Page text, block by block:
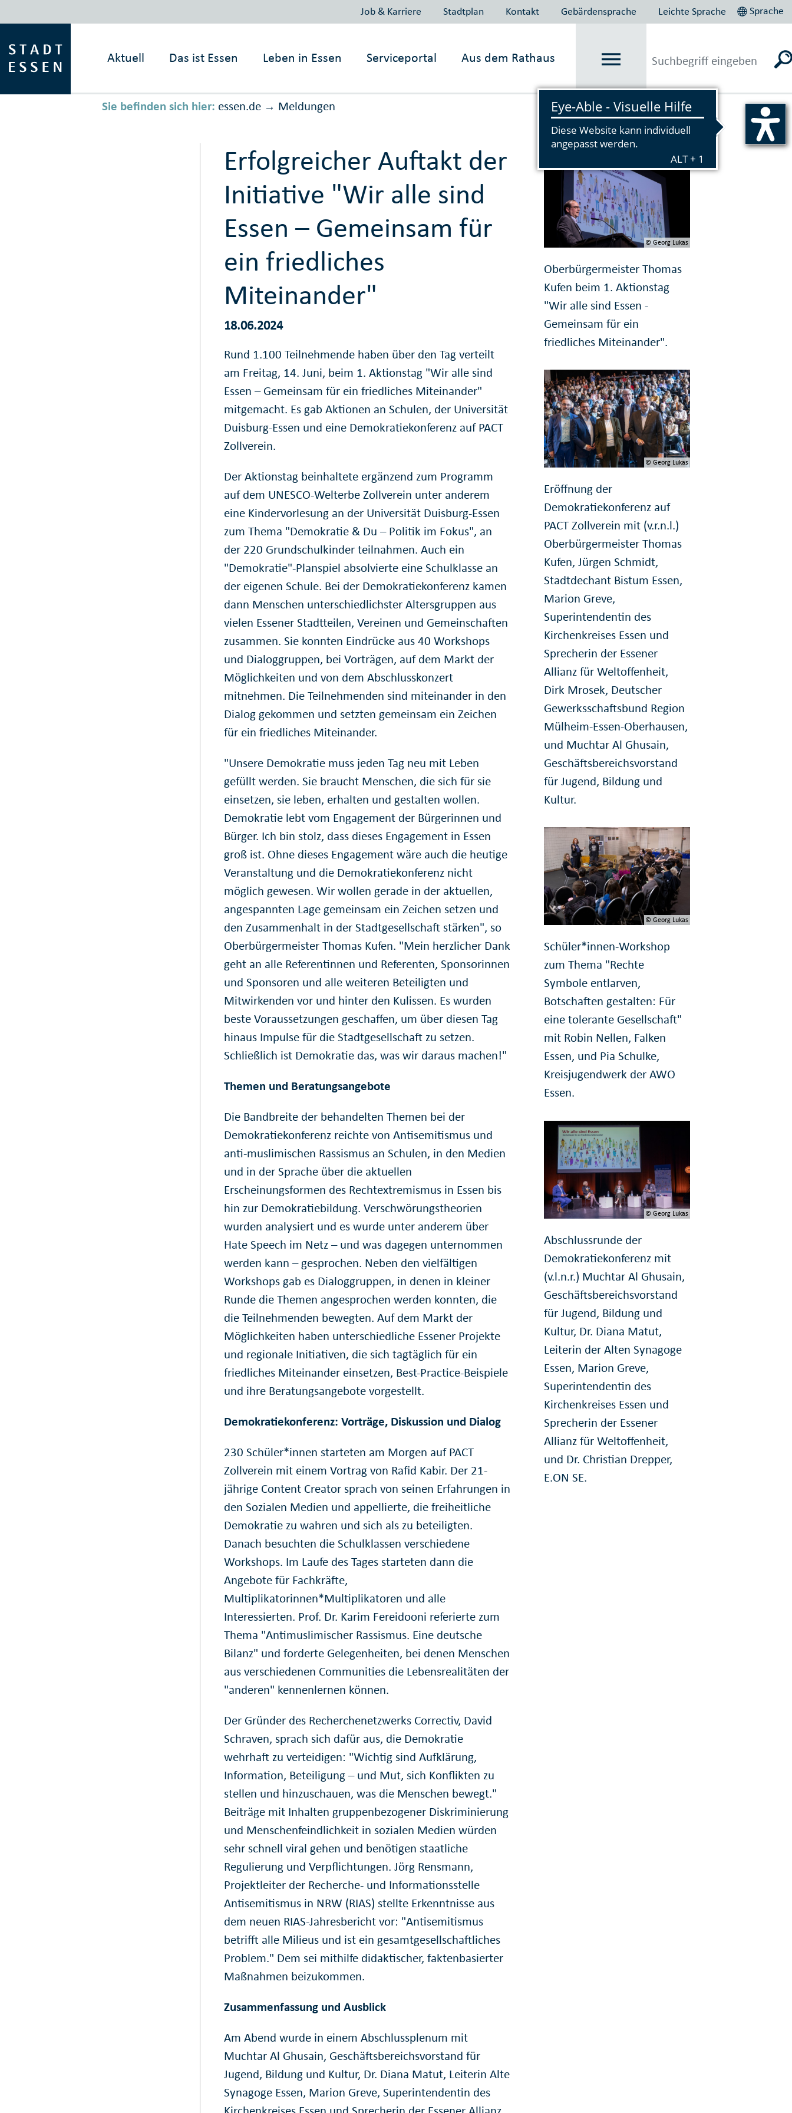
Job & Karriere Stadtplan Kontakt Gebärdensprache Leichte Sprache Sprache
Aktuell Das ist Essen Leben in Essen Serviceportal Aus dem Rathaus
Sie befinden sich hier: essen.de → Meldungen Vorlesen
Erfolgreicher Auftakt der
Initiative "Wir alle sind
Essen – Gemeinsam für
ein friedliches
Miteinander"
18.06.2024
Rund 1.100 Teilnehmende haben über den Tag verteilt
am Freitag, 14. Juni, beim 1. Aktionstag "Wir alle sind
Essen – Gemeinsam für ein friedliches Miteinander"
mitgemacht. Es gab Aktionen an Schulen, der Universität
Duisburg-Essen und eine Demokratiekonferenz auf PACT
Zollverein.
Der Aktionstag beinhaltete ergänzend zum Programm
auf dem UNESCO-Welterbe Zollverein unter anderem
eine Kindervorlesung an der Universität Duisburg-Essen
zum Thema "Demokratie & Du – Politik im Fokus", an
der 220 Grundschulkinder teilnahmen. Auch ein
"Demokratie"-Planspiel absolvierte eine Schulklasse an
der eigenen Schule. Bei der Demokratiekonferenz kamen
dann Menschen unterschiedlichster Altersgruppen aus
vielen Essener Stadtteilen, Vereinen und Gemeinschaften
zusammen. Sie konnten Eindrücke aus 40 Workshops
und Dialoggruppen, bei Vorträgen, auf dem Markt der
Möglichkeiten und von dem Abschlusskonzert
mitnehmen. Die Teilnehmenden sind miteinander in den
Dialog gekommen und setzten gemeinsam ein Zeichen
für ein friedliches Miteinander.
"Unsere Demokratie muss jeden Tag neu mit Leben
gefüllt werden. Sie braucht Menschen, die sich für sie
einsetzen, sie leben, erhalten und gestalten wollen.
Demokratie lebt vom Engagement der Bürgerinnen und
Bürger. Ich bin stolz, dass dieses Engagement in Essen
groß ist. Ohne dieses Engagement wäre auch die heutige
Veranstaltung und die Demokratiekonferenz nicht
möglich gewesen. Wir wollen gerade in der aktuellen,
angespannten Lage gemeinsam ein Zeichen setzen und
den Zusammenhalt in der Stadtgesellschaft stärken", so
Oberbürgermeister Thomas Kufen. "Mein herzlicher Dank
geht an alle Referentinnen und Referenten, Sponsorinnen
und Sponsoren und alle weiteren Beteiligten und
Mitwirkenden vor und hinter den Kulissen. Es wurden
beste Voraussetzungen geschaffen, um über diesen Tag
hinaus Impulse für die Stadtgesellschaft zu setzen.
Schließlich ist Demokratie das, was wir daraus machen!"
Themen und Beratungsangebote
Die Bandbreite der behandelten Themen bei der
Demokratiekonferenz reichte von Antisemitismus und
anti-muslimischen Rassismus an Schulen, in den Medien
und in der Sprache über die aktuellen
Erscheinungsformen des Rechtextremismus in Essen bis
hin zur Demokratiebildung. Verschwörungstheorien
wurden analysiert und es wurde unter anderem über
Hate Speech im Netz – und was dagegen unternommen
werden kann – gesprochen. Neben den vielfältigen
Workshops gab es Dialoggruppen, in denen in kleiner
Runde die Themen angesprochen werden konnten, die
die Teilnehmenden bewegten. Auf dem Markt der
Möglichkeiten haben unterschiedliche Essener Projekte
und regionale Initiativen, die sich tagtäglich für ein
friedliches Miteinander einsetzen, Best-Practice-Beispiele
und ihre Beratungsangebote vorgestellt.
Demokratiekonferenz: Vorträge, Diskussion und Dialog
230 Schüler*innen starteten am Morgen auf PACT
Zollverein mit einem Vortrag von Rafid Kabir. Der 21-
jährige Content Creator sprach von seinen Erfahrungen in
den Sozialen Medien und appellierte, die freiheitliche
Demokratie zu wahren und sich als zu beteiligten.
Danach besuchten die Schulklassen verschiedene
Workshops. Im Laufe des Tages starteten dann die
Angebote für Fachkräfte,
Multiplikatorinnen*Multiplikatoren und alle
Interessierten. Prof. Dr. Karim Fereidooni referierte zum
Thema "Antimuslimischer Rassismus. Eine deutsche
Bilanz" und forderte Gelegenheiten, bei denen Menschen
aus verschiedenen Communities die Lebensrealitäten der
"anderen" kennenlernen können.
Der Gründer des Recherchenetzwerks Correctiv, David
Schraven, sprach sich dafür aus, die Demokratie
wehrhaft zu verteidigen: "Wichtig sind Aufklärung,
Information, Beteiligung – und Mut, sich Konflikten zu
stellen und hinzuschauen, was die Menschen bewegt."
Beiträge mit Inhalten gruppenbezogener Diskriminierung
und Menschenfeindlichkeit in sozialen Medien würden
sehr schnell viral gehen und benötigen staatliche
Regulierung und Verpflichtungen. Jörg Rensmann,
Projektleiter der Recherche- und Informationsstelle
Antisemitismus in NRW (RIAS) stellte Erkenntnisse aus
dem neuen RIAS-Jahresbericht vor: "Antisemitismus
betrifft alle Milieus und ist ein gesamtgesellschaftliches
Problem." Dem sei mithilfe didaktischer, faktenbasierter
Maßnahmen beizukommen.
Zusammenfassung und Ausblick
Am Abend wurde in einem Abschlussplenum mit
Muchtar Al Ghusain, Geschäftsbereichsvorstand für
Jugend, Bildung und Kultur, Dr. Diana Matut, Leiterin Alte
Synagoge Essen, Marion Greve, Superintendentin des
© Georg Lukas
Oberbürgermeister Thomas
Kufen beim 1. Aktionstag
"Wir alle sind Essen -
Gemeinsam für ein
friedliches Miteinander".
© Georg Lukas
Eröffnung der
Demokratiekonferenz auf
PACT Zollverein mit (v.r.n.l.)
Oberbürgermeister Thomas
Kufen, Jürgen Schmidt,
Stadtdechant Bistum Essen,
Marion Greve,
Superintendentin des
Kirchenkreises Essen und
Sprecherin der Essener
Allianz für Weltoffenheit,
Dirk Mrosek, Deutscher
Gewerksschaftsbund Region
Mülheim-Essen-Oberhausen,
und Muchtar Al Ghusain,
Geschäftsbereichsvorstand
für Jugend, Bildung und
Kultur.
© Georg Lukas
Schüler*innen-Workshop
zum Thema "Rechte
Symbole entlarven,
Botschaften gestalten: Für
eine tolerante Gesellschaft"
mit Robin Nellen, Falken
Essen, und Pia Schulke,
Kreisjugendwerk der AWO
Essen.
© Georg Lukas
Abschlussrunde der
Demokratiekonferenz mit
(v.l.n.r.) Muchtar Al Ghusain,
Geschäftsbereichsvorstand
für Jugend, Bildung und
Kultur, Dr. Diana Matut,
Leiterin der Alten Synagoge
Essen, Marion Greve,
Superintendentin des
Kirchenkreises Essen und
Sprecherin der Essener
Allianz für Weltoffenheit,
und Dr. Christian Drepper,
E.ON SE.